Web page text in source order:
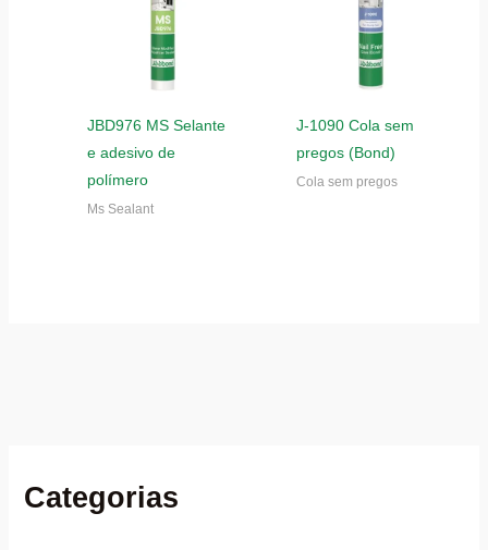
Categorias
JBD976 MS Selante
e adesivo de
polímero
Ms Sealant
J-1090 Cola sem
pregos (Bond)
Cola sem pregos